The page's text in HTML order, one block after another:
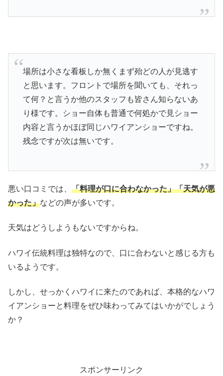
場所は小さな看板しか無くまず殆どの人が見逃す
と思います。フロントで場所を聞いても、それっ
て何？と言うか他のスタッフも皆さん知らないあ
り様です。ショー自体も普通で何処かで見ショー
内容と言うかほぼ同じハワイアンショーですね。
残念ですが次は無いです。
悪い口コミでは、 「料理が口に合わなかった」「天気が悪
かった」などの声が多いです。
天気はどうしようもないですからね。
ハワイ伝統料理は独特なので、口に合わないと感じる方も
いるようです。
しかし、せっかくハワイに来たのであれば、本格的なハワ
イアンショーと料理をぜひ味わってみてはいかがでしょう
か？
スポンサーリンク